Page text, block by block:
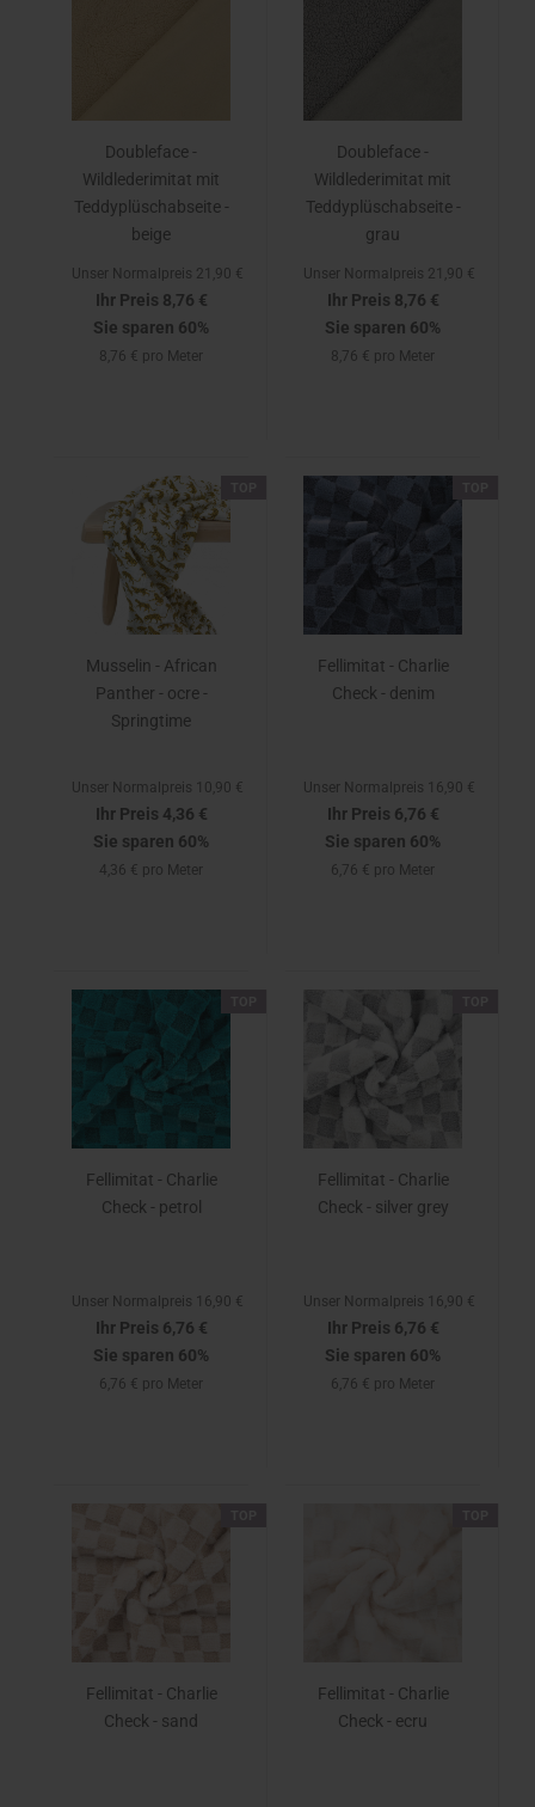
Doubleface -
Wildlederimitat mit
Teddyplüschabseite -
beige
Unser Normalpreis 21,90 €
Ihr Preis 8,76 €
Sie sparen 60%
8,76 € pro Meter
Doubleface -
Wildlederimitat mit
Teddyplüschabseite -
grau
Unser Normalpreis 21,90 €
Ihr Preis 8,76 €
Sie sparen 60%
8,76 € pro Meter
Musselin - African
Panther - ocre -
Springtime
Unser Normalpreis 10,90 €
Ihr Preis 4,36 €
Sie sparen 60%
4,36 € pro Meter
Fellimitat - Charlie
Check - denim
Unser Normalpreis 16,90 €
Ihr Preis 6,76 €
Sie sparen 60%
6,76 € pro Meter
Fellimitat - Charlie
Check - petrol
Unser Normalpreis 16,90 €
Ihr Preis 6,76 €
Sie sparen 60%
6,76 € pro Meter
Fellimitat - Charlie
Check - silver grey
Unser Normalpreis 16,90 €
Ihr Preis 6,76 €
Sie sparen 60%
6,76 € pro Meter
Fellimitat - Charlie
Check - sand
Fellimitat - Charlie
Check - ecru